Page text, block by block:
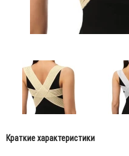
Краткие характеристики